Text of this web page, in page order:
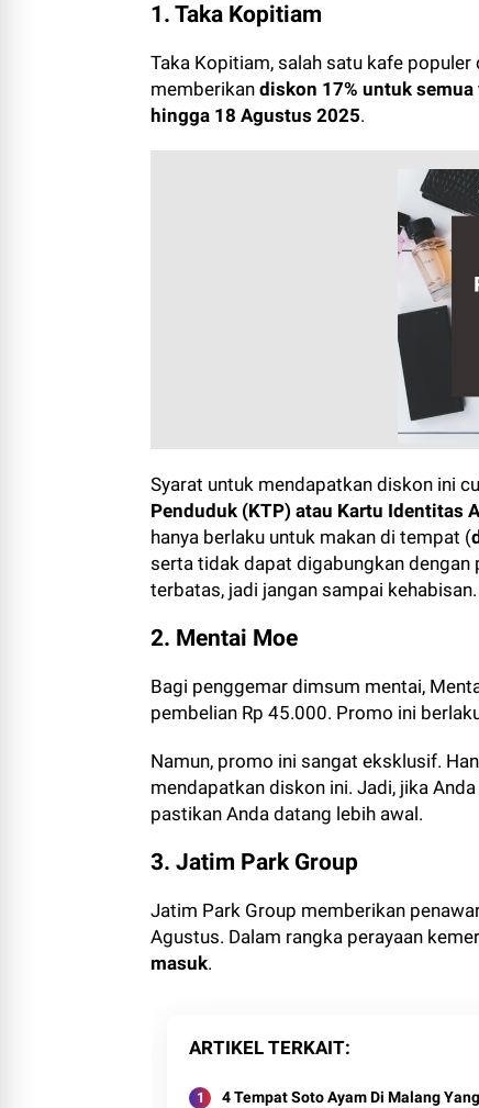
1. Taka Kopitiam
Taka Kopitiam, salah satu kafe
memberikan diskon 17% untuk
hingga 18 Agustus 2025.
Syarat untuk mendapatkan diskon ini
Penduduk (KTP) atau Kartu Identitas
hanya berlaku untuk makan di tempat (
serta tidak dapat digabungkan
terbatas, jadi jangan sampai kehabisan.
2. Mentai Moe
Bagi penggemar dimsum mentai,
pembelian Rp 45.000. Promo ini
Namun, promo ini sangat eksklusif.
mendapatkan diskon ini. Jadi, jika
pastikan Anda datang lebih awal.
3. Jatim Park Group
Jatim Park Group memberikan
Agustus. Dalam rangka perayaan
masuk.
ARTIKEL TERKAIT
4 Tempat Soto Ayam Di Malang Yang